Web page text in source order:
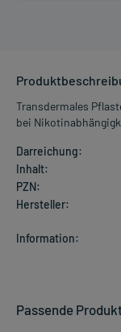
Transdermales
bei
Darreichung:
Inhalt:
PZN:
Hersteller:
Information:
Passende